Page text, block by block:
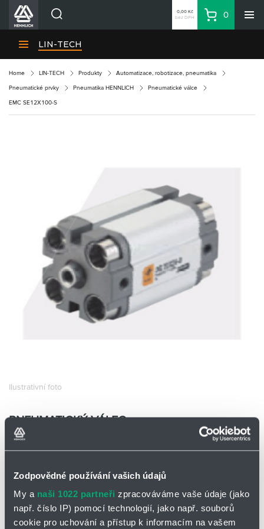
Zodpovědné používání vašich údajů
My a naši 1022 partneři zpracováváme vaše údaje (jako
např. číslo IP) pomocí technologií, jako např. souborů
cookie pro uchování a přístup k informacím na vašem
Divize HENNLICH
Blog
Nákupní seznam
Partner Zone
0,00 Kč
bez DPH
Košík
0
LIN-TECH
Home LIN-TECH Produkty Automatizace, robotizace, pneumatika
Pneumatické prvky Pneumatika HENNLICH Pneumatické válce
EMC SE12X100-S
Ilustrativní foto
PNEUMATICKÝ VÁLEC
SE12X100-S
EMC SE12X100-S
0 ks a více 705,00 Kč/ks
705,00 Kč